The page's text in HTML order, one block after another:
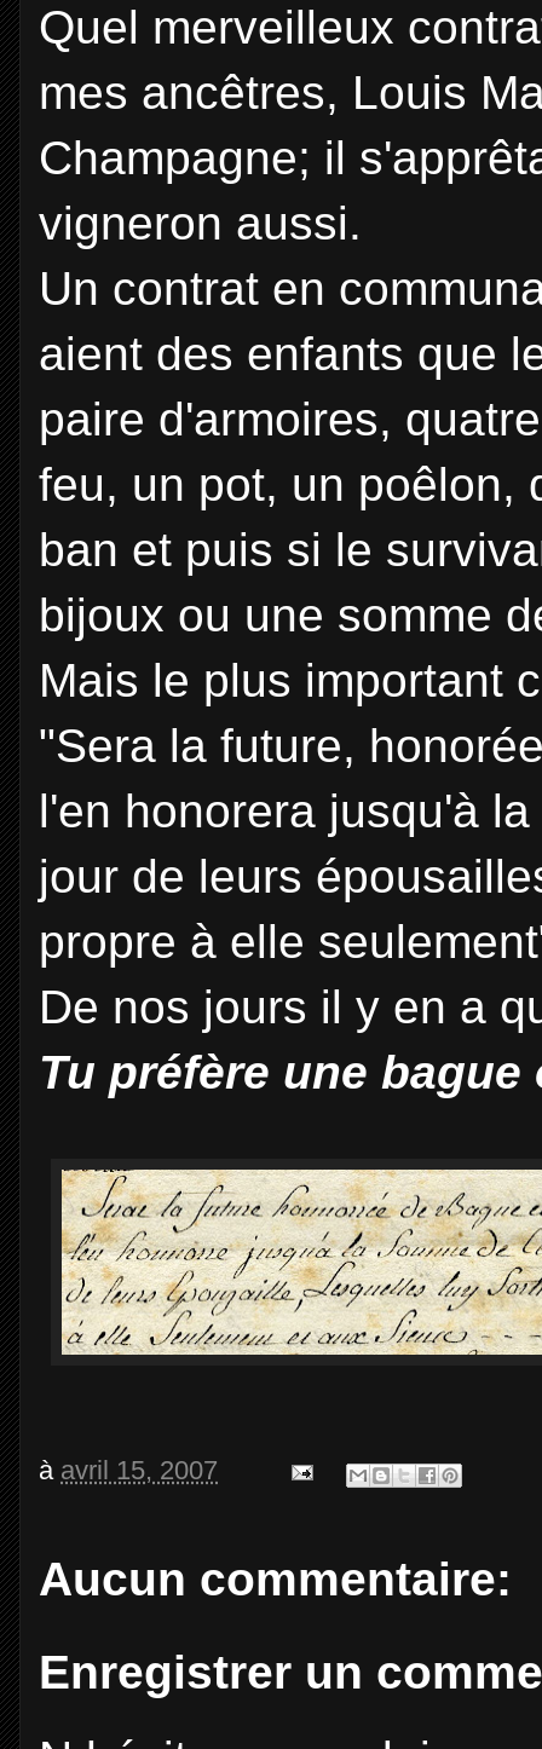
Quel merveilleux
mes ancêtres, Louis
Champagne; il
vigneron aussi.
Un contrat en
aient des enfants que
paire d'armoires,
feu, un pot, un poêlon,
ban et puis si le
bijoux ou une somme
Mais le plus important
"Sera la future,
l'en honorera jusqu'à
jour de leurs
propre à elle
De nos jours il y en a
Tu préfère une
à avril 15, 2007
Aucun commentaire:
Enregistrer un